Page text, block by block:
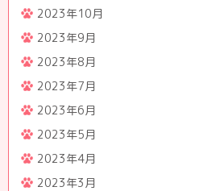
2023年10月
2023年9月
2023年8月
2023年7月
2023年6月
2023年5月
2023年4月
2023年3月